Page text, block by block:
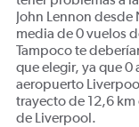
John Lennon
media de 0 vuelos
Tampoco te
que elegir, ya que 0
aeropuerto
trayecto de 12,6 km
de Liverpool.